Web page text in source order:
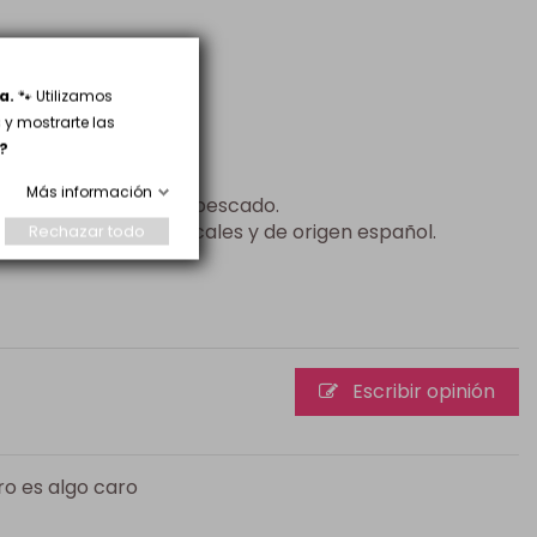
de carne y pescado.
de empresas locales y de origen español.
Escribir opinión
es algo caro
🐾 Utilizamos
mostrarte las
Más información
Rechazar todo